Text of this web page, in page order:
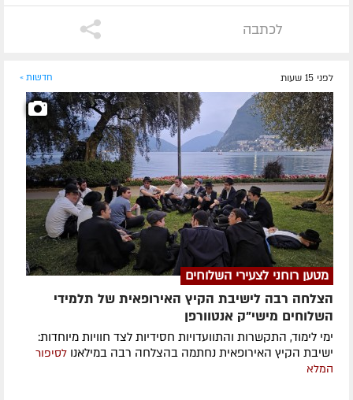
לכתבה
לפני 15 שעות חדשות »
מטען רוחני לצעירי השלוחים
הצלחה רבה לישיבת הקיץ האירופאית של תלמידי
השלוחים מישי"ק אנטוורפן
ימי לימוד, התקשרות והתוועדויות חסידיות לצד חוויות מיוחדות:
ישיבת הקיץ האירופאית נחתמה בהצלחה רבה במילאנו לסיפור
המלא